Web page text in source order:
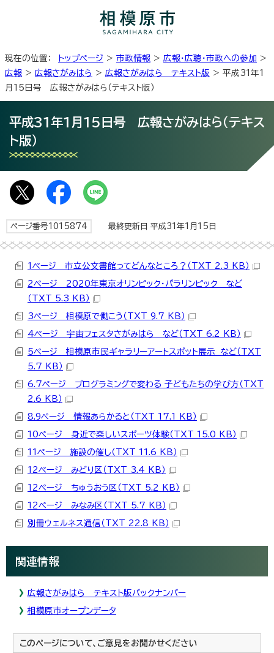
現在の位置： トップページ > 市政情報 > 広報・広聴・市政への参加 >
広報 > 広報さがみはら > 広報さがみはら テキスト版 > 平成31年1
月15日号 広報さがみはら（テキスト版）
平成31年1月15日号 広報さがみはら（テキス
ト版）
ページ番号1015874 最終更新日 平成31年1月15日
1ページ 市立公文書館ってどんなところ？（TXT 2.3 KB）
2ページ 2020年東京オリンピック・パラリンピック など
（TXT 5.3 KB）
3ページ 相模原で働こう（TXT 9.7 KB）
4ページ 宇宙フェスタさがみはら など（TXT 6.2 KB）
5ページ 相模原市民ギャラリーアートスポット展示 など（TXT
5.7 KB）
6.7ページ プログラミングで変わる 子どもたちの学び方（TXT
2.6 KB）
8.9ページ 情報あらかると（TXT 17.1 KB）
10ページ 身近で楽しいスポーツ体験（TXT 15.0 KB）
11ページ 施設の催し（TXT 11.6 KB）
12ページ みどり区（TXT 3.4 KB）
12ページ ちゅうおう区（TXT 5.2 KB）
12ページ みなみ区（TXT 5.7 KB）
別冊ウェルネス通信（TXT 22.8 KB）
関連情報
広報さがみはら テキスト版バックナンバー
相模原市オープンデータ
このページについて、ご意見をお聞かせください